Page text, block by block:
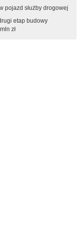
pojazd służby drogowej
etap budowy
zł